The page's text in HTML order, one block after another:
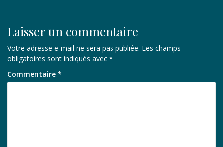
Laisser un commentaire
Votre adresse e-mail ne sera pas publiée. Les champs
obligatoires sont indiqués avec *
Commentaire *